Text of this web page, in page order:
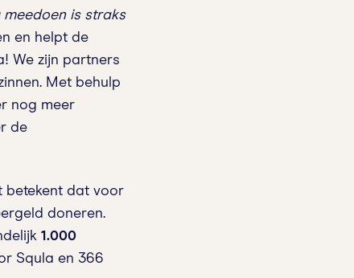
meedoen is straks
en helpt de
We zijn partners
Met behulp
nog meer
de
betekent dat voor
doneren.
1.000
Squla en 366